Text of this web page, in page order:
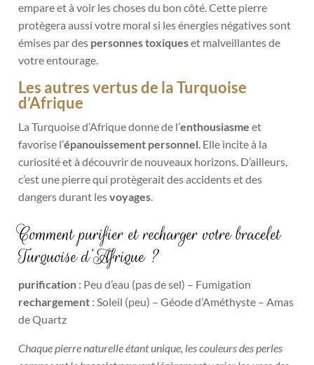
empare et à voir les choses du bon côté. Cette pierre
protègera aussi votre moral si les énergies négatives sont
émises par des personnes toxiqueset malveillantes de
votre entourage.
Les autres vertus de la Turquoise
d’Afrique
La Turquoise d’Afrique donne de l’enthousiasme et
favorise l’épanouissement personnel. Elle incite à la
curiosité et à découvrir de nouveaux horizons. D’ailleurs,
c’est une pierre qui protègerait des accidents et des
dangers durant lesvoyages.
Comment purifier et recharger votre bracelet
Turquoise d’Afrique ?
purification : Peu d’eau (pas de sel) – Fumigation
rechargement : Soleil (peu) – Géode d’Améthyste – Amas
de Quartz
Chaque pierre naturelle étant unique, les couleurs des perles